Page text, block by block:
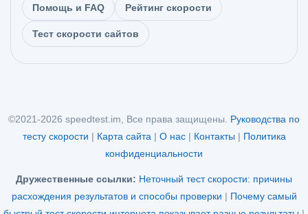
Помощь и FAQ Рейтинг скорости
Тест скорости сайтов
©2021-2026 speedtest.im, Все права защищены.
Руководства по
тесту скорости | Карта сайта | О нас| Контакты | Политика
конфиденциальности
Дружественные ссылки: Неточный тест скорости: причины
расхождения результатов и способы проверки | Почему самый